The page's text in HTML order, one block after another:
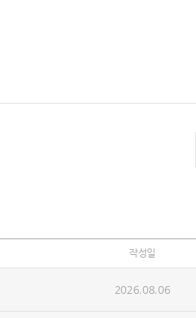
작성일
2026.08.06